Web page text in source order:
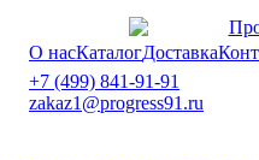
О насКаталогДоставка
+7 (499) 841-91-91
zakaz1@progress91.ru